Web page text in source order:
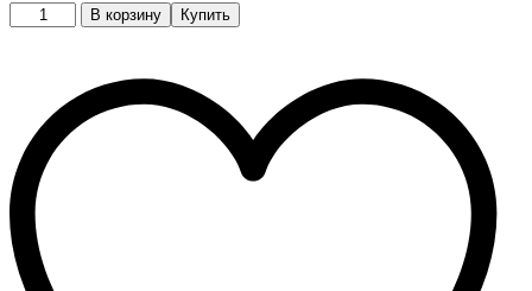
Кроссовки
quantity
В корзину Купить